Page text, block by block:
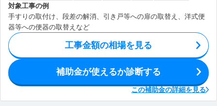
対象工事の例
手すりの取付け、段差の解消、引き戸等への扉の取替え、洋式便
器等への便器の取替えなど
工事金額の相場を見る
補助金が使えるか診断する
この補助金の詳細を見る